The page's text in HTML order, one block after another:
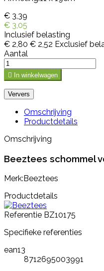
€ 3,39
€ 3,05
Inclusief belasting
€ 2,80 € 2,52 Exclusief
Aantal
 In winkelwagen
Omschrijving
Productdetails
Omschrijving
Beeztees schommel
Merk:Beeztees
Productdetails
Referentie BZ10175
Specifieke referenties
ean13
8712695003991